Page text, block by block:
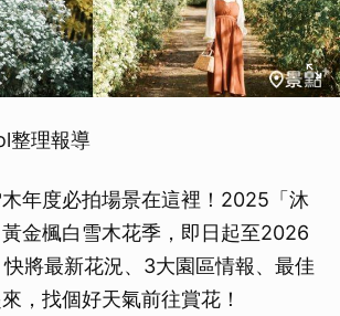
整理報導
年度必拍場景在這裡！2025「沐
金楓白雪木花季，即日起至2026
將最新花況、3大園區情報、最佳
，找個好天氣前往賞花！